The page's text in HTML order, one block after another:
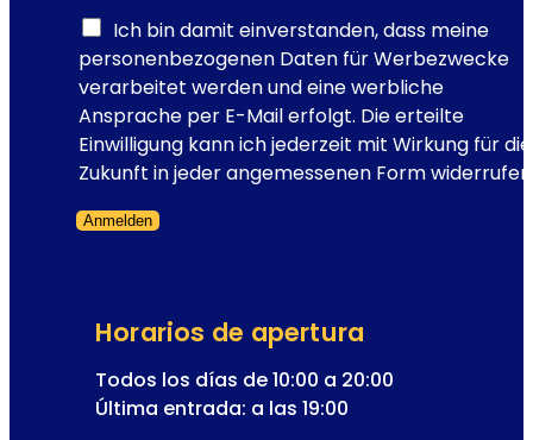
e
s
c
e
n
a
l
a
o
Ich bin damit einverstanden, dass meine
personenbezogenen Daten für Werbezwecke
verarbeitet werden und eine werbliche
Ansprache per E-Mail erfolgt. Die erteilte
Einwilligung kann ich jederzeit mit Wirkung für die
Zukunft in jeder angemessenen Form
Anmelden
Horarios de apertura
Todos los días de 10:00 a 20:00
Última entrada: a las 19:00